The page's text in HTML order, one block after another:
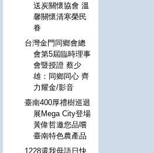
送炭關懷協會 溫
馨關懷清寒榮民
眷
台灣金門同鄉會總
會第5屆臨時理事
會暨授證 蔡少
雄：同鄉同心 齊
力耀金/影音
臺南400厚禮樹巡迴
展Mega City登場
黃偉哲邀您品嚐
臺南特色農產品
1228還我母語日快